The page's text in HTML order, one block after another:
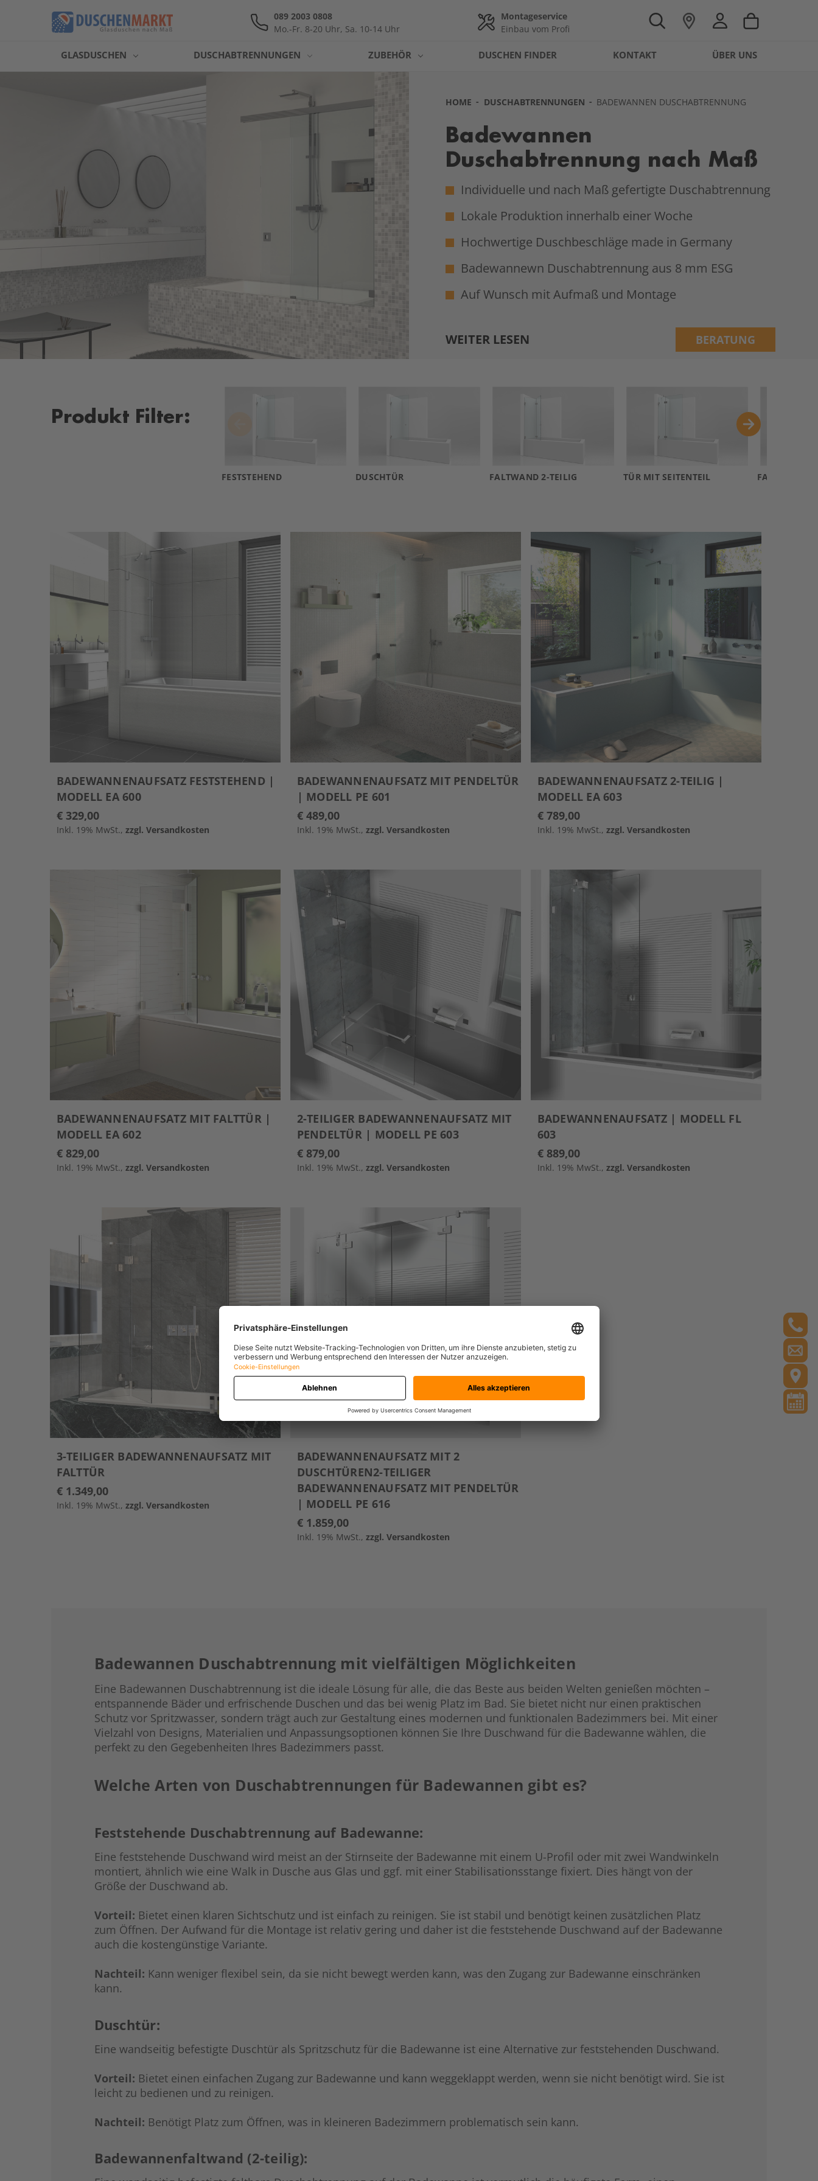
089 2003 0808
Mo.-Fr. 8-20 Uhr, Sa. 10-14 Uhr
Montageservice
Einbau vom Profi
GLASDUSCHEN DUSCHABTRENNUNGEN ZUBEHÖR DUSCHEN FINDER KONTAKT ÜBER UNS
HOME DUSCHABTRENNUNGEN BADEWANNEN DUSCHABTRENNUNG
Badewannen
Duschabtrennung nach Maß
Individuelle und nach Maß gefertigte Duschabtrennung
Lokale Produktion innerhalb einer Woche
Hochwertige Duschbeschläge made in Germany
Badewannewn Duschabtrennung aus 8 mm ESG
Auf Wunsch mit Aufmaß und Montage
WEITER LESEN BERATUNG
Produkt Filter:
FESTSTEHEND DUSCHTÜR FALTWAND 2-TEILIG TÜR MIT SEITENTEIL FALTWAND
BADEWANNENAUFSATZ FESTSTEHEND |
MODELL EA 600
€ 329,00
Inkl. 19% MwSt., zzgl. Versandkosten
BADEWANNENAUFSATZ MIT PENDELTÜR
| MODELL PE 601
€ 489,00
Inkl. 19% MwSt., zzgl. Versandkosten
BADEWANNENAUFSATZ 2-TEILIG |
MODELL EA 603
€ 789,00
Inkl. 19% MwSt., zzgl. Versandkosten
BADEWANNENAUFSATZ MIT FALTTÜR |
MODELL EA 602
€ 829,00
Inkl. 19% MwSt., zzgl. Versandkosten
2-TEILIGER BADEWANNENAUFSATZ MIT
PENDELTÜR | MODELL PE 603
€ 879,00
Inkl. 19% MwSt., zzgl. Versandkosten
BADEWANNENAUFSATZ | MODELL FL
603
€ 889,00
Inkl. 19% MwSt., zzgl. Versandkosten
3-TEILIGER BADEWANNENAUFSATZ MIT
FALTTÜR
€ 1.349,00
Inkl. 19% MwSt., zzgl. Versandkosten
BADEWANNENAUFSATZ MIT 2
DUSCHTÜREN2-TEILIGER
BADEWANNENAUFSATZ MIT PENDELTÜR
| MODELL PE 616
€ 1.859,00
Inkl. 19% MwSt., zzgl. Versandkosten
Badewannen Duschabtrennung mit vielfältigen Möglichkeiten
Eine Badewannen Duschabtrennung ist die ideale Lösung für alle, die das Beste aus beiden Welten genießen möchten –
entspannende Bäder und erfrischende Duschen und das bei wenig Platz im Bad. Sie bietet nicht nur einen praktischen
Schutz vor Spritzwasser, sondern trägt auch zur Gestaltung eines modernen und funktionalen Badezimmers bei. Mit einer
Vielzahl von Designs, Materialien und Anpassungsoptionen können Sie Ihre Duschwand für die Badewanne wählen, die
perfekt zu den Gegebenheiten Ihres Badezimmers passt.
Welche Arten von Duschabtrennungen für Badewannen gibt es?
Feststehende Duschabtrennung auf Badewanne:
Eine feststehende Duschwand wird meist an der Stirnseite der Badewanne mit einem U-Profil oder mit zwei Wandwinkeln
montiert, ähnlich wie eine Walk in Dusche aus Glas und ggf. mit einer Stabilisationsstange fixiert. Dies hängt von der
Größe der Duschwand ab.
Vorteil: Bietet einen klaren Sichtschutz und ist einfach zu reinigen. Sie ist stabil und benötigt keinen zusätzlichen Platz
zum Öffnen. Der Aufwand für die Montage ist relativ gering und daher ist die feststehende Duschwand auf der Badewanne
auch die kostengünstige Variante.
Nachteil: Kann weniger flexibel sein, da sie nicht bewegt werden kann, was den Zugang zur Badewanne einschränken
kann.
Duschtür:
Eine wandseitig befestigte Duschtür als Spritzschutz für die Badewanne ist eine Alternative zur feststehenden Duschwand.
Vorteil: Bietet einen einfachen Zugang zur Badewanne und kann weggeklappt werden, wenn sie nicht benötigt wird. Sie ist
leicht zu bedienen und zu reinigen.
Nachteil: Benötigt Platz zum Öffnen, was in kleineren Badezimmern problematisch sein kann.
Badewannenfaltwand (2-teilig):